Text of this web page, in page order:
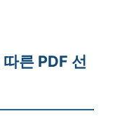
른 PDF 선